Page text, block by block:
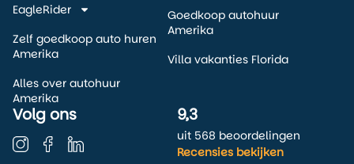
EagleRider
Zelf goedkoop auto huren
Amerika
Alles over autohuur
Amerika
Goedkoop autohuur
Amerika
Villa vakanties Florida
Volg ons 9,3
uit 568 beoordelingen
Recensies bekijken